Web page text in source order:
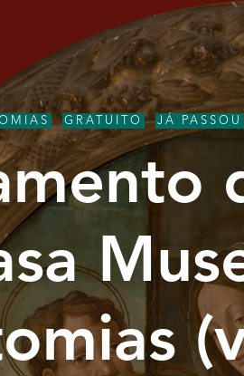
,GRATUITO ,JÁ PASSOU